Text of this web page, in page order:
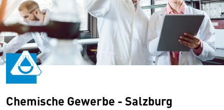
Chemische Gewerbe - Salzburg